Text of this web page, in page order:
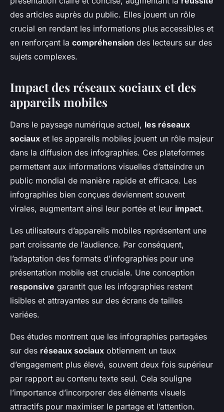
des articles auprès du public. Elles jouent un rôle
crucial en rendant les informations plus accessibles et
en renforçant la compréhension des lecteurs sur des
sujets complexes.
Impact des réseaux sociaux et des
appareils mobiles
Dans le paysage numérique actuel, les réseaux
sociaux et les appareils mobiles jouent un rôle majeur
dans la diffusion des infographies. Ces plateformes
permettent aux informations visuelles d’atteindre un
public mondial de manière rapide et efficace. Les
infographies bien conçues deviennent souvent
virales, augmentant ainsi leur portée et leur impact.
Les utilisateurs d’appareils mobiles représentent une
part croissante de l’audience. Par conséquent,
l’adaptation des formats d’infographies pour une
présentation mobile est cruciale. Une conception
responsive garantit que les infographies restent
lisibles et attrayantes sur des écrans de tailles
variées.
Des études montrent que les infographies partagées
sur des réseaux sociaux obtiennent un taux
d’engagement plus élevé, souvent deux fois supérieur
par rapport au contenu texte seul. Cela souligne
l’importance d’incorporer des éléments visuels
attractifs pour maximiser le partage et l’attention.